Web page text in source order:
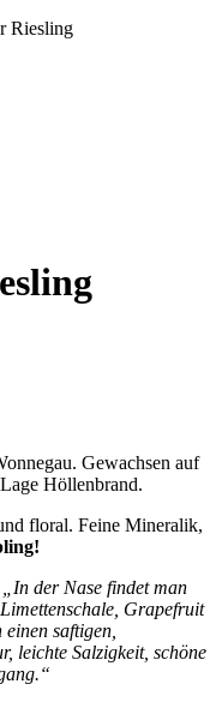
Riesling
Gewachsen auf
Höllenbrand.
floral. Feine Mineralik,
In der Nase findet man
Grapefruit
saftigen,
leichte Salzigkeit, schöne